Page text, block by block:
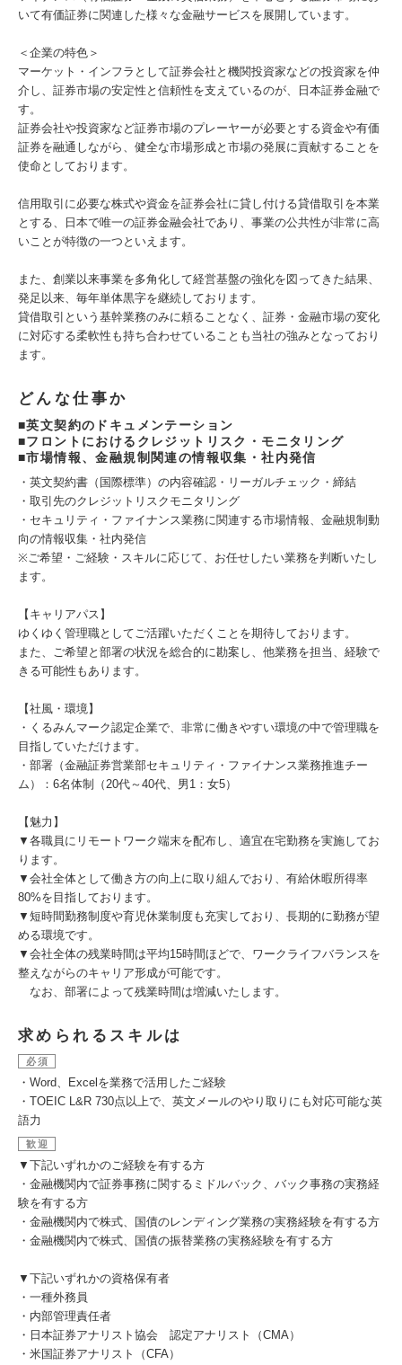
いて有価証券に関連した様々な金融サービスを展開しています。
＜企業の特色＞
マーケット・インフラとして証券会社と機関投資家などの投資家を仲
介し、証券市場の安定性と信頼性を支えているのが、日本証券金融で
す。
証券会社や投資家など証券市場のプレーヤーが必要とする資金や有価
証券を融通しながら、健全な市場形成と市場の発展に貢献することを
使命としております。
信用取引に必要な株式や資金を証券会社に貸し付ける貸借取引を本業
とする、日本で唯一の証券金融会社であり、事業の公共性が非常に高
いことが特徴の一つといえます。
また、創業以来事業を多角化して経営基盤の強化を図ってきた結果、
発足以来、毎年単体黒字を継続しております。
貸借取引という基幹業務のみに頼ることなく、証券・金融市場の変化
に対応する柔軟性も持ち合わせていることも当社の強みとなっており
ます。
どんな仕事か
■英文契約のドキュメンテーション
■フロントにおけるクレジットリスク・モニタリング
■市場情報、金融規制関連の情報収集・社内発信
・英文契約書（国際標準）の内容確認・リーガルチェック・締結
・取引先のクレジットリスクモニタリング
・セキュリティ・ファイナンス業務に関連する市場情報、金融規制動
向の情報収集・社内発信
※ご希望・ご経験・スキルに応じて、お任せしたい業務を判断いたし
ます。
【キャリアパス】
ゆくゆく管理職としてご活躍いただくことを期待しております。
また、ご希望と部署の状況を総合的に勘案し、他業務を担当、経験で
きる可能性もあります。
【社風・環境】
・くるみんマーク認定企業で、非常に働きやすい環境の中で管理職を
目指していただけます。
・部署（金融証券営業部セキュリティ・ファイナンス業務推進チー
ム）：6名体制（20代～40代、男1：女5）
【魅力】
▼各職員にリモートワーク端末を配布し、適宜在宅勤務を実施してお
ります。
▼会社全体として働き方の向上に取り組んでおり、有給休暇所得率
80%を目指しております。
▼短時間勤務制度や育児休業制度も充実しており、長期的に勤務が望
める環境です。
▼会社全体の残業時間は平均15時間ほどで、ワークライフバランスを
整えながらのキャリア形成が可能です。
なお、部署によって残業時間は増減いたします。
求められるスキルは
必須
・Word、Excelを業務で活用したご経験
・TOEIC L&R 730点以上で、英文メールのやり取りにも対応可能な英
語力
歓迎
▼下記いずれかのご経験を有する方
・金融機関内で証券事務に関するミドルバック、バック事務の実務経
験を有する方
・金融機関内で株式、国債のレンディング業務の実務経験を有する方
・金融機関内で株式、国債の振替業務の実務経験を有する方
▼下記いずれかの資格保有者
・一種外務員
・内部管理責任者
・日本証券アナリスト協会 認定アナリスト（CMA）
・米国証券アナリスト（CFA）